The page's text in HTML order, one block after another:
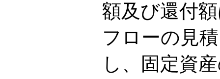
額及び還付
フローの見
し、固定資